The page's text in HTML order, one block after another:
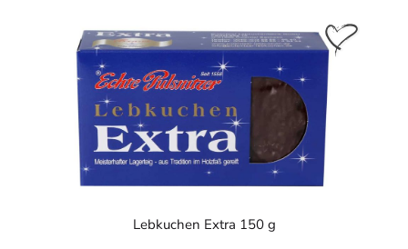
Lebkuchen Extra 150 g